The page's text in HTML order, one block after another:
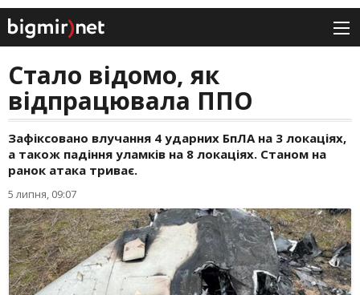
Стало відомо, як
відпрацювала ППО
Зафіксовано влучання 4 ударних БпЛА на 3 локаціях,
а також падіння уламків на 8 локаціях. Станом на
ранок атака триває.
5 липня, 09:07